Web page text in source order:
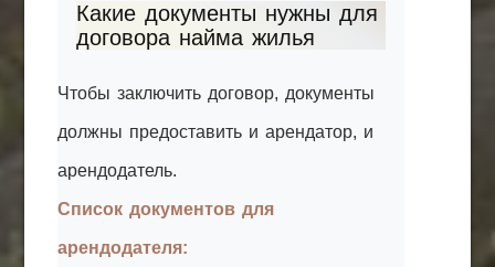
Какие документы нужны для
договора найма жилья
Чтобы заключить договор, документы
должны предоставить и арендатор, и
арендодатель.
Список документов для
арендодателя: